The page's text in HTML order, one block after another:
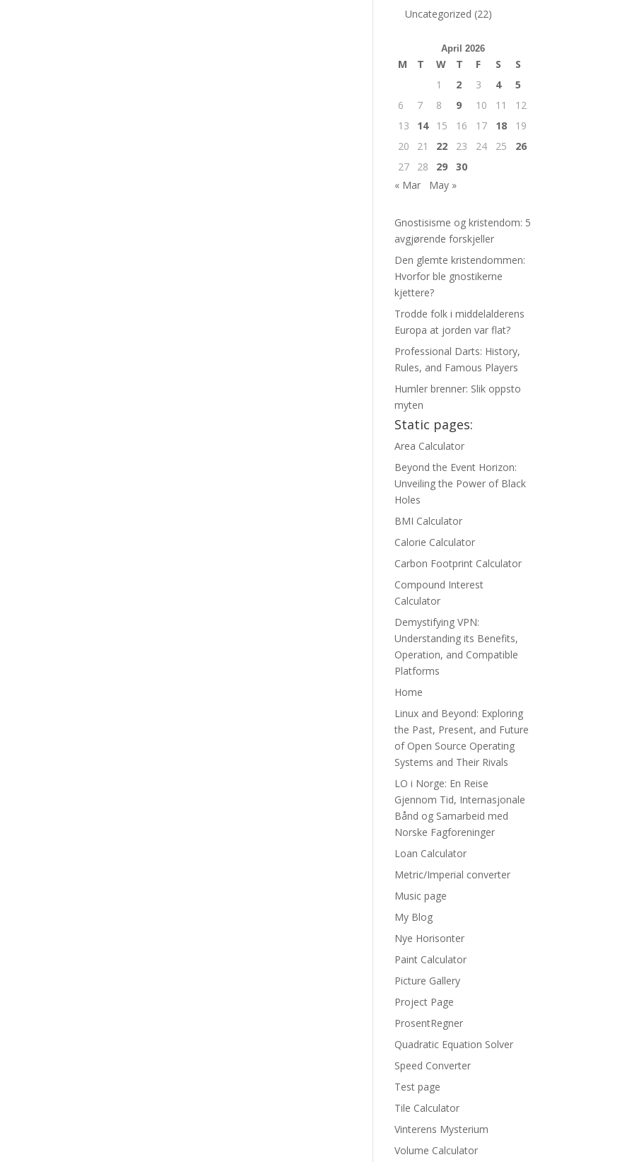
Uncategorized (22)
April 2026
M T W T F S
S
1
2 3 4
5
6
7 8 9 10 11
12
13
14 15 16 17 18
19
20
21 22 23 24 25
26
27
28 29
30
« Mar
May »
Gnostisisme og kristendom: 5
avgjørende forskjeller
Den glemte kristendommen:
Hvorfor ble gnostikerne
kjettere?
Trodde folk i middelalderens
Europa at jorden var flat?
Professional Darts: History,
Rules, and Famous Players
Humler brenner: Slik oppsto
myten
Static pages:
Area Calculator
Beyond the Event Horizon:
Unveiling the Power of Black
Holes
BMI Calculator
Calorie Calculator
Carbon Footprint Calculator
Compound Interest
Calculator
Demystifying VPN:
Understanding its Benefits,
Operation, and Compatible
Platforms
Home
Linux and Beyond: Exploring
the Past, Present, and Future
of Open Source Operating
Systems and Their Rivals
LO i Norge: En Reise
Gjennom Tid, Internasjonale
Bånd og Samarbeid med
Norske Fagforeninger
Loan Calculator
Metric/Imperial converter
Music page
My Blog
Nye Horisonter
Paint Calculator
Picture Gallery
Project Page
ProsentRegner
Quadratic Equation Solver
Speed Converter
Test page
Tile Calculator
Vinterens Mysterium
Volume Calculator